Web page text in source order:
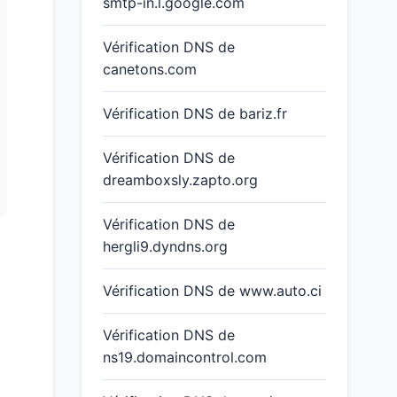
Vérification DNS de
canetons.com
Vérification DNS de bariz.fr
Vérification DNS de
dreamboxsly.zapto.org
Vérification DNS de
hergli9.dyndns.org
Vérification DNS de www.auto.ci
Vérification DNS de
ns19.domaincontrol.com